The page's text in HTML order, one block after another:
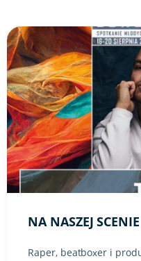
Link do artykułu "Na
NA NASZEJ
Raper, beatboxer i